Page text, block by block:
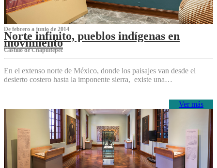
De febrero a junio de 2014
Norte infinito, pueblos indígenas en
movimiento
Castillo de Chapultepec
En el extenso norte de México, donde los paisajes van desde el
desierto costero hasta la imponente sierra, existe una…
Ver más